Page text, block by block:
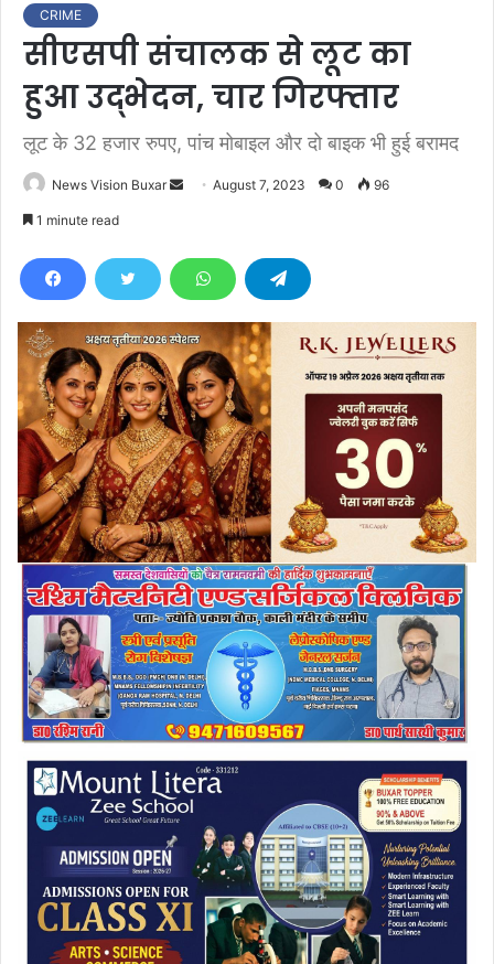
CRIME
सीएसपी संचालक से लूट का
हुआ उद्भेदन, चार गिरफ्तार
लूट के 32 हजार रुपए, पांच मोबाइल और दो बाइक भी हुई बरामद
News Vision Buxar
d
e
m
a
i
l
August 7, 2023 0 96
1 minute read